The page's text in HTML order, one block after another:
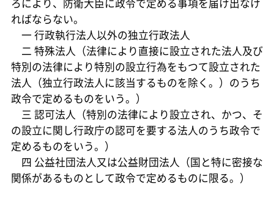
ろにより、防衛大臣に政令で定める事項を届け出なけ
ればならない。
一 行政執行法人以外の独立行政法人
二 特殊法人（法律により直接に設立された法人及び
特別の法律により特別の設立行為をもつて設立された
法人（独立行政法人に該当するものを除く。）のうち
政令で定めるものをいう。）
三 認可法人（特別の法律により設立され、かつ、そ
の設立に関し行政庁の認可を要する法人のうち政令で
定めるものをいう。）
四 公益社団法人又は公益財団法人（国と特に密接な
関係があるものとして政令で定めるものに限る。）